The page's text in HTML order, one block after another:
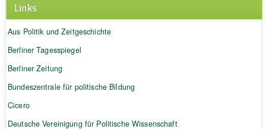
Links
Aus Politik und Zeitgeschichte
Berliner Tagesspiegel
Berliner Zeitung
Bundeszentrale für politische Bildung
Cicero
Deutsche Vereinigung für Politische Wissenschaft